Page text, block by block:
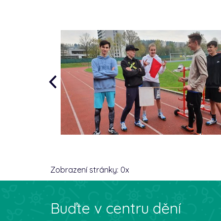
Zobrazení stránky: 0x
Buďte v centru dění